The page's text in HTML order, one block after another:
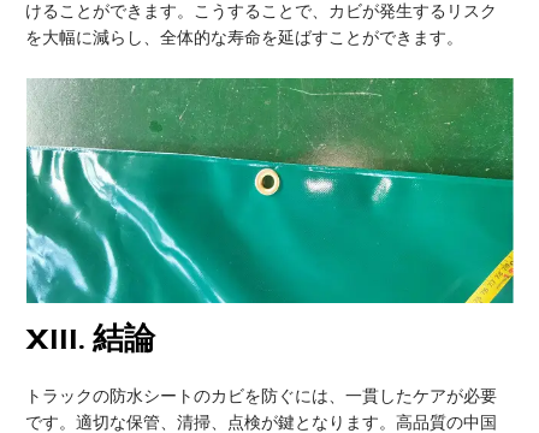
けることができます。こうすることで、カビが発生するリスク
を大幅に減らし、全体的な寿命を延ばすことができます。
XIII.結論
トラックの防水シートのカビを防ぐには、一貫したケアが必要
です。適切な保管、清掃、点検が鍵となります。高品質の中国